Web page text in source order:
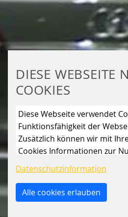
DIESE WEBSEITE
COOKIES
Diese Webseite verwendet
Funktionsfähigkeit der
Zusätzlich können wir mit
Cookies Informationen zur
sammeln, um die Webseite
verbessern. Mit dem Klick auf
essenzielle Cookies
Verwendung anderer als der
Datenschutzinformation
Alle cookies erlauben